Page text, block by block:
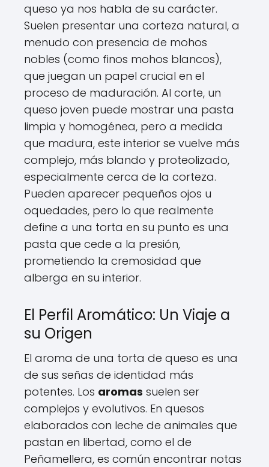
queso ya nos habla de su carácter.
Suelen presentar una corteza natural, a
menudo con presencia de mohos
nobles (como finos mohos blancos),
que juegan un papel crucial en el
proceso de maduración. Al corte, un
queso joven puede mostrar una pasta
limpia y homogénea, pero a medida
que madura, este interior se vuelve más
complejo, más blando y proteolizado,
especialmente cerca de la corteza.
Pueden aparecer pequeños ojos u
oquedades, pero lo que realmente
define a una torta en su punto es una
pasta que cede a la presión,
prometiendo la cremosidad que
alberga en su interior.
El Perfil Aromático: Un Viaje a
su Origen
El aroma de una torta de queso es una
de sus señas de identidad más
potentes. Los aromas suelen ser
complejos y evolutivos. En quesos
elaborados con leche de animales que
pastan en libertad, como el de
Peñamellera, es común encontrar notas